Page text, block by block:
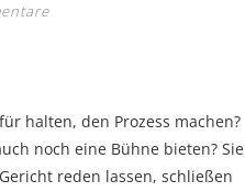
halten, den Prozess machen?
noch eine Bühne bieten? Sie
reden lassen, schließen